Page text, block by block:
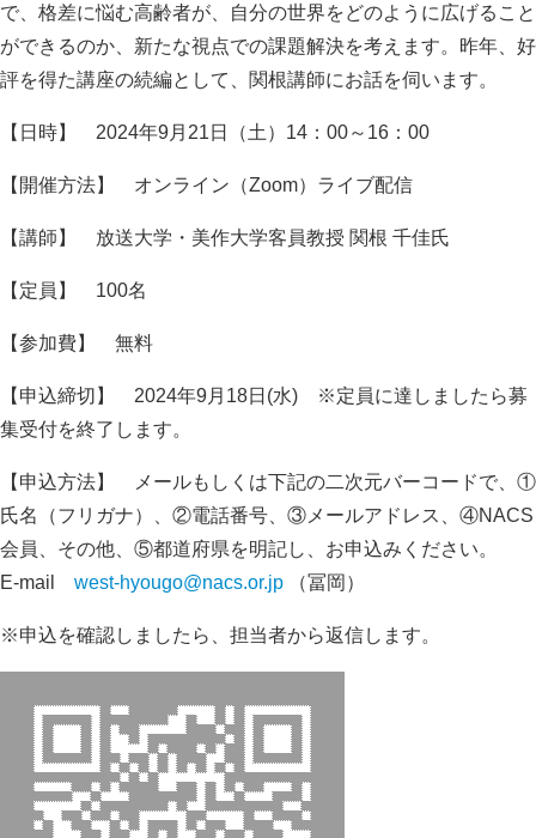
で、格差に悩む高齢者が、自分の世界をどのように広げること
ができるのか、新たな視点での課題解決を考えます。昨年、好
評を得た講座の続編として、関根講師にお話を伺います。
【日時】 2024年9月21日（土）14：00～16：00
【開催方法】 オンライン（Zoom）ライブ配信
【講師】 放送大学・美作大学客員教授 関根 千佳氏
【定員】 100名
【参加費】 無料
【申込締切】 2024年9月18日(水) ※定員に達しましたら募
集受付を終了します。
【申込方法】 メールもしくは下記の二次元バーコードで、①
氏名（フリガナ）、②電話番号、③メールアドレス、④NACS
会員、その他、⑤都道府県を明記し、お申込みください。
E-mail west-hyougo@nacs.or.jp （冨岡）
※申込を確認しましたら、担当者から返信します。